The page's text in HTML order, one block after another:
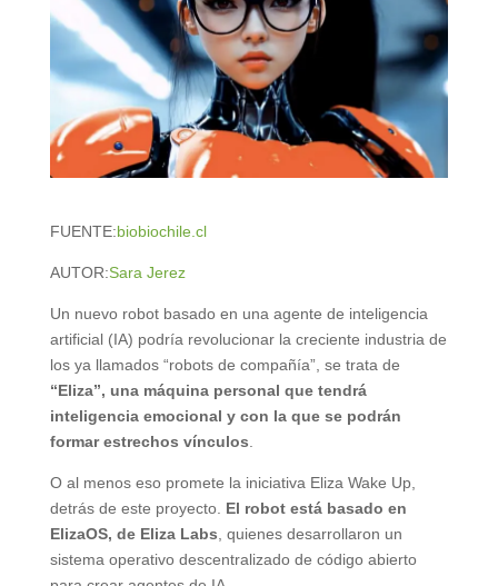
FUENTE:biobiochile.cl
AUTOR:Sara Jerez
Un nuevo robot basado en una agente de inteligencia
artificial (IA) podría revolucionar la creciente industria de
los ya llamados “robots de compañía”, se trata de
“Eliza”, una máquina personal que tendrá
inteligencia emocional y con la que se podrán
formar estrechos vínculos
O al menos eso promete la iniciativa Eliza Wake Up,
detrás de este proyecto. El robot está basado en
ElizaOS, de Eliza Labs , quienes desarrollaron un
sistema operativo descentralizado de código abierto